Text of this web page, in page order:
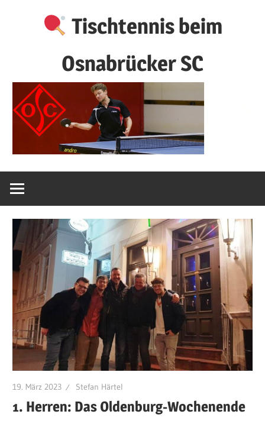
Tischtennis beim
Osnabrücker SC
19. März 2023 Stefan Härtel
1. Herren: Das Oldenburg-Wochenende